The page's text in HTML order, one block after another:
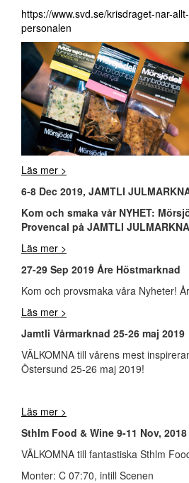
https://www.svd.se/krisdraget-nar-
personalen
Läs mer >
6-8 Dec 2019, JAMTLI
Kom och smaka vår NYHET:
Provencal på JAMTLI
Läs mer >
27-29 Sep 2019 Åre Höstmarknad
Kom och provsmaka våra Nyheter!
Läs mer >
Jamtli Vårmarknad 25-26 maj 2019
VÄLKOMNA till vårens mest
Östersund 25-26 maj 2019!
Läs mer >
Sthlm Food & Wine 9-11 Nov, 2018
VÄLKOMNA till fantastiska Sthlm
Monter: C 07:70, intill Scenen